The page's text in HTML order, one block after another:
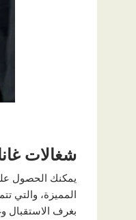
شغالات
يمكنك الحصول
المميزة، والتي
بغرف الاستقبال